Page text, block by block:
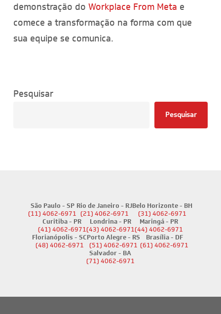
demonstração do Workplace From Meta e
comece a transformação na forma com que
sua equipe se comunica.
Pesquisar
Pesquisar
São Paulo - SP
(11) 4062-6971
Rio de Janeiro - RJ
(21) 4062-6971
Belo Horizonte - BH
(31) 4062-6971
Curitiba - PR
(41) 4062-6971
Londrina - PR
(43) 4062-6971
Maringá - PR
(44) 4062-6971
Florianópolis - SC
(48) 4062-6971
Porto Alegre - RS
(51) 4062-6971
Brasília - DF
(61) 4062-6971
Salvador - BA
(71) 4062-6971